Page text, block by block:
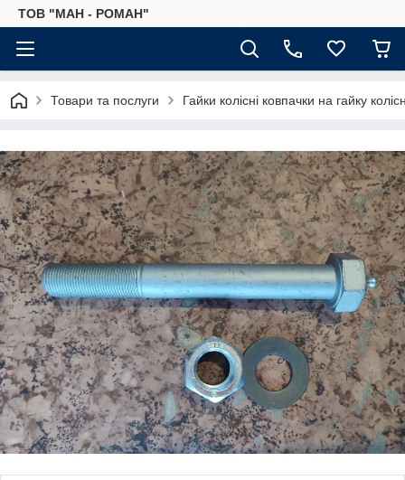
ТОВ "МАН - РОМАН"
Товари та послуги Гайки колісні ковпачки на гайку